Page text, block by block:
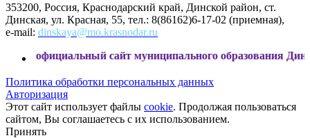
353200, Россия, Краснодарский край, Динской район, ст.
Динская, ул. Красная, 55, тел.: 8(86162)6-17-02 (приемная),
e-mail: dinskaya@mo.krasnodar.ru
сайт муниципального образования Динской район
Политика обработки персональных данных
Авторизация
Этот сайт использует файлы cookie. Продолжая пользоваться
сайтом, Вы соглашаетесь с их использованием.
Принять